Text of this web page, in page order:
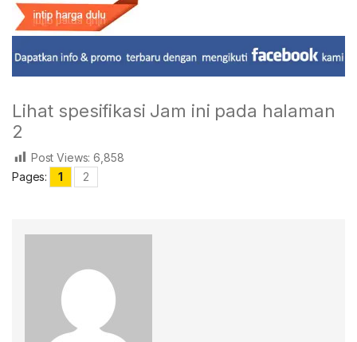
Lihat spesifikasi Jam ini pada halaman
2
Post Views: 6,858
Pages:
1 2